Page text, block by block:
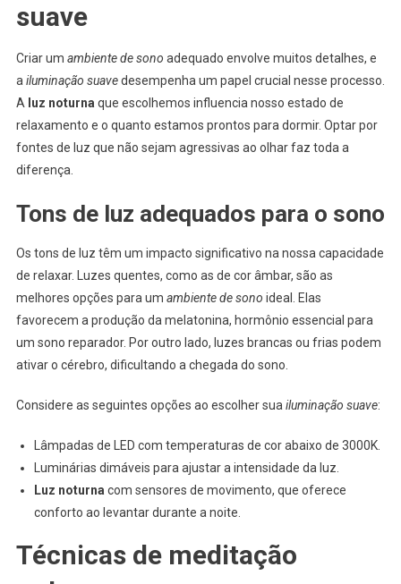
suave
Criar um ambiente de sono adequado envolve muitos detalhes, e
ailuminação suavedesempenha um papel crucial nesse processo.
A luz noturnaque escolhemos influencia nosso estado de
relaxamento e o quanto estamos prontos para dormir. Optar por
fontes de luz que não sejam agressivas ao olhar faz toda a
diferença.
Tons de luz adequados para o sono
Os tons de luz têm um impacto significativo na nossa capacidade
de relaxar. Luzes quentes, como as de cor âmbar, são as
melhores opções para um ambiente de sono ideal. Elas
favorecem a produção da melatonina, hormônio essencial para
um sono reparador. Por outro lado, luzes brancas ou frias podem
ativar o cérebro, dificultando a chegada do sono.
Considere as seguintes opções ao escolher suailuminação suave:
Lâmpadas de LED com temperaturas de cor abaixo de 3000K.
Luminárias dimáveis para ajustar a intensidade da luz.
Luz noturnacom sensores de movimento, que oferece
conforto ao levantar durante a noite.
Técnicas de meditação